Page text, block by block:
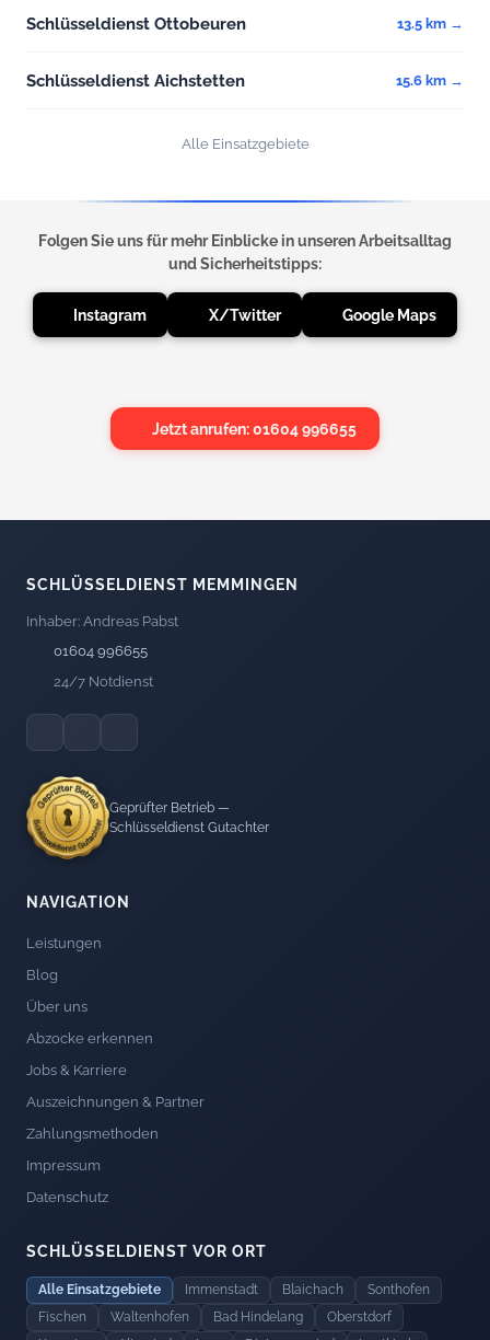
Schlüsseldienst Ottobeuren 13.5 km →
Schlüsseldienst Aichstetten 15.6 km →
Alle Einsatzgebiete
Folgen Sie uns für mehr Einblicke in unseren Arbeitsalltag
und Sicherheitstipps:
Instagram X/Twitter Google Maps
Jetzt anrufen: 01604 996655
SCHLÜSSELDIENST MEMMINGEN
Inhaber: Andreas Pabst
01604 996655
24/7 Notdienst
Geprüfter Betrieb —
Schlüsseldienst Gutachter
NAVIGATION
Leistungen
Blog
Über uns
Abzocke erkennen
Jobs & Karriere
Auszeichnungen & Partner
Zahlungsmethoden
Impressum
Datenschutz
SCHLÜSSELDIENST VOR ORT
Alle Einsatzgebiete Immenstadt Blaichach
Sonthofen
Fischen
Waltenhofen Bad Hindelang
Oberstdorf